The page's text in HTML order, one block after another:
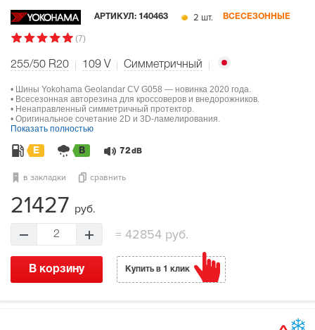
АРТИКУЛ: 140463 2 шт. ВСЕСЕЗОННЫЕ
(7)
255/50 R20 109 V Симметричный
• Шины Yokohama Geolandar CV G058 — новинка 2020 года.
• Всесезонная авторезина для кроссоверов и внедорожников.
• Ненаправленный симметричный протектор.
• Оригинальное сочетание 2D и 3D-ламелирования.
Показать полностью
E B 72 dB
в закладки сравнить
21427 руб.
2 =42854 руб.
В корзину Купить в 1 клик